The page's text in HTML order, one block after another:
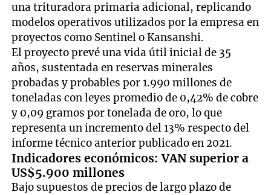
una trituradora primaria adicional, replicando
modelos operativos utilizados por la empresa en
proyectos como Sentinel o Kansanshi.
El proyecto prevé una vida útil inicial de 35
años, sustentada en reservas minerales
probadas y probables por 1.990 millones de
toneladas con leyes promedio de 0,42% de cobre
y 0,09 gramos por tonelada de oro, lo que
representa un incremento del 13% respecto del
informe técnico anterior publicado en 2021.
Indicadores económicos: VAN superior a
US$5.900 millones
Bajo supuestos de precios de largo plazo de